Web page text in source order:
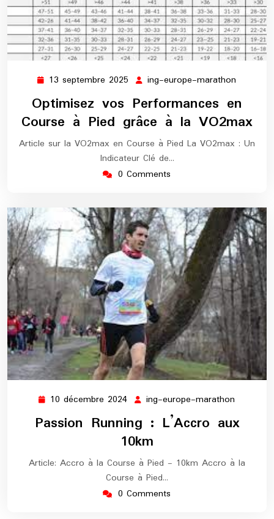
13 septembre 2025 13
septembre
2025
ing-europe-marathon
Optimisez vos Performances en
Course à Pied grâce à la VO2max
Article sur la VO2max en Course à Pied La VO2max : Un
Indicateur Clé de…
0 Comments
10 décembre 2024 10
décembre
2024
ing-europe-marathon
marathon
Passion Running : L’Accro aux
10km
Article: Accro à la Course à Pied - 10km Accro à la
Course à Pied…
0 Comments